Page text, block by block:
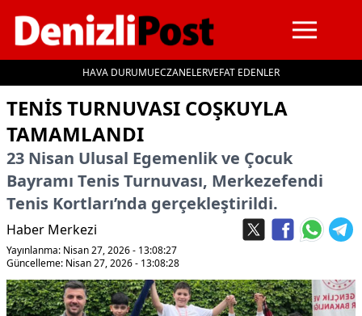
HAVA DURUMUECZANELERVEFAT EDENLER
İçeriğe geç
TENIS TURNUVASI COŞKUYLA
TAMAMLANDI
23 Nisan Ulusal Egemenlik ve Çocuk
Bayramı Tenis Turnuvası, Merkezefendi
Tenis Kortları’nda gerçekleştirildi.
Haber Merkezi
Yayınlanma: Nisan 27, 2026 - 13:08:27
Güncelleme: Nisan 27, 2026 - 13:08:28